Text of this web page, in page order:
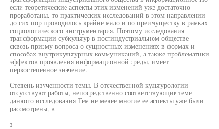
если теоретические аспекты этих изменений уже достаточно
проработаны, то практических исследований в этом направлении
до сих пор проводилось крайне мало и по преимуществу в рамках
социологического инструментария. Поэтому исследования
трансформации субкультур в постиндустриальном обществе
сквозь призму вопроса о сущностных изменениях в формах и
способах внутрикультурных коммуникаций, а также проблематики
эффектов проявления информационной среды, имеет
первостепенное значение.
Степень изученности темы. В отечественной культурологии
отсутствуют работы, непосредственно соответствующие теме
данного исследования Тем не менее многие ее аспекты уже были
рассмотрены, в
з